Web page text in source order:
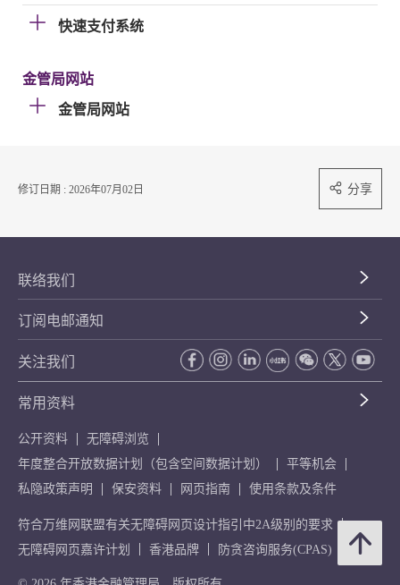
快速支付系统
金管局网站
金管局网站
修订日期 : 2026年07月02日 分享
联络我们
订阅电邮通知
关注我们
常用资料
公开资料
无障碍浏览
年度整合开放数据计划（包含空间数据计划）
平等机会
私隐政策声明
保安资料 网页指南 使用条款及条件
符合万维网联盟有关无障碍网页设计指引中2A级别的要求
无障碍网页嘉许计划
香港品牌 防贪咨询服务(CPAS)